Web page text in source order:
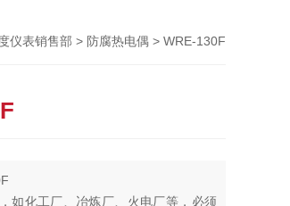
仪表销售部 > 防腐热电偶 > WRE-130F
如化工厂、冶炼厂、火电厂等，必须